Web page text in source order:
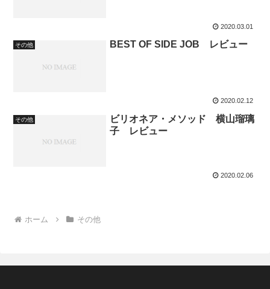
2020.03.01
その他 BEST OF SIDE JOB レビュー
2020.02.12
その他
ビリオネア・メソッド 横山瑠璃
子 レビュー
2020.02.06
ホーム その他